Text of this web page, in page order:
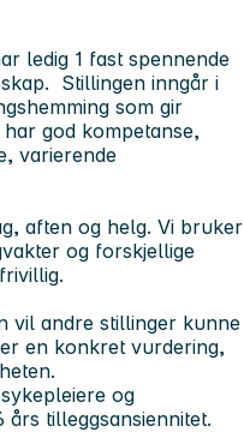
ledig 1 fast spennende
Stillingen inngår i
som gir
god kompetanse,
varierende
aften og helg. Vi bruker
og forskjellige
vil andre stillinger kunne
en konkret vurdering,
og
tilleggsansiennitet.